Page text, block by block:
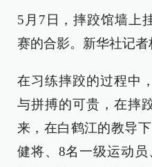
5月7日，摔跤馆墙上
赛的合影。新华社记者
在习练摔跤的过程中
与拼搏的可贵，在摔
来，在白鹤江的教导
健将、8名一级运动